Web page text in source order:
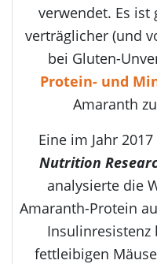
verwendet. Es
verträglicher (und
bei Gluten-
Protein- und
Amaranth
Eine im Jahr
Nutrition
analysierte die
Amaranth-Protein
Insulinresistenz
fettleibigen